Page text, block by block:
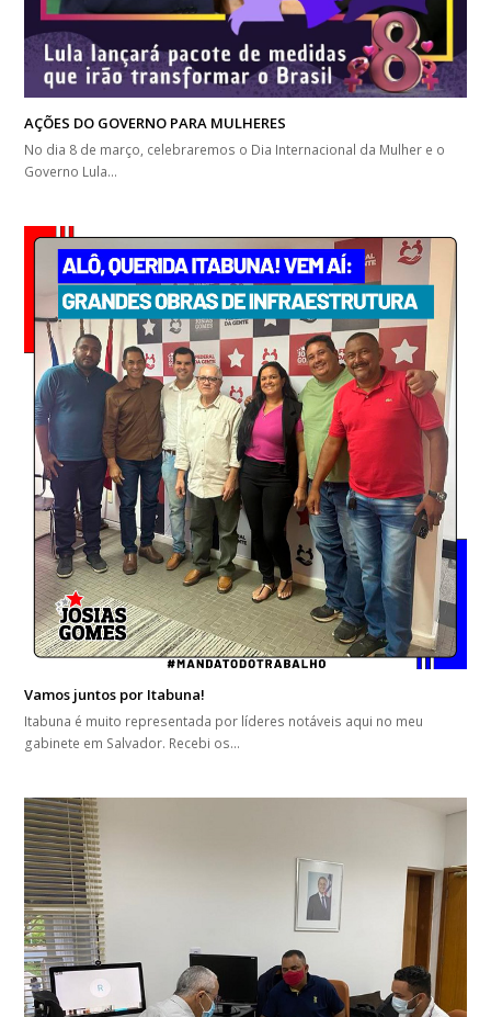
AÇÕES DO GOVERNO PARA MULHERES
No dia 8 de março, celebraremos o Dia Internacional da Mulher e o
Governo Lula…
Vamos juntos por Itabuna!
Itabuna é muito representada por líderes notáveis aqui no meu
gabinete em Salvador. Recebi os…